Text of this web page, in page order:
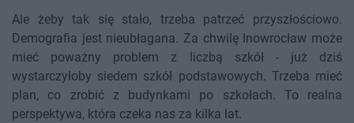
Ale żeby tak się stało, trzeba patrzeć przyszłościowo.
Demografia jest nieubłagana. Za chwilę Inowrocław może
mieć poważny problem z liczbą szkół - już dziś
wystarczyłoby siedem szkół podstawowych. Trzeba mieć
plan, co zrobić z budynkami po szkołach. To realna
perspektywa, która czeka nas za kilka lat.